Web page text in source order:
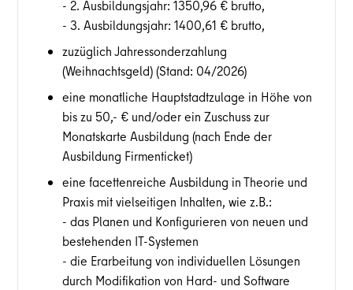
- 2. Ausbildungsjahr: 1350,96 € brutto,
- 3. Ausbildungsjahr: 1400,61 € brutto,
zuzüglich Jahressonderzahlung
(Weihnachtsgeld) (Stand: 04/2026)
eine monatliche Hauptstadtzulage in Höhe von
bis zu 50,- € und/oder ein Zuschuss zur
Monatskarte Ausbildung (nach Ende der
Ausbildung Firmenticket)
eine facettenreiche Ausbildung in Theorie und
Praxis mit vielseitigen Inhalten, wie z.B.:
- das Planen und Konfigurieren von neuen und
bestehenden IT-Systemen
- die Erarbeitung von individuellen Lösungen
durch Modifikation von Hard- und Software